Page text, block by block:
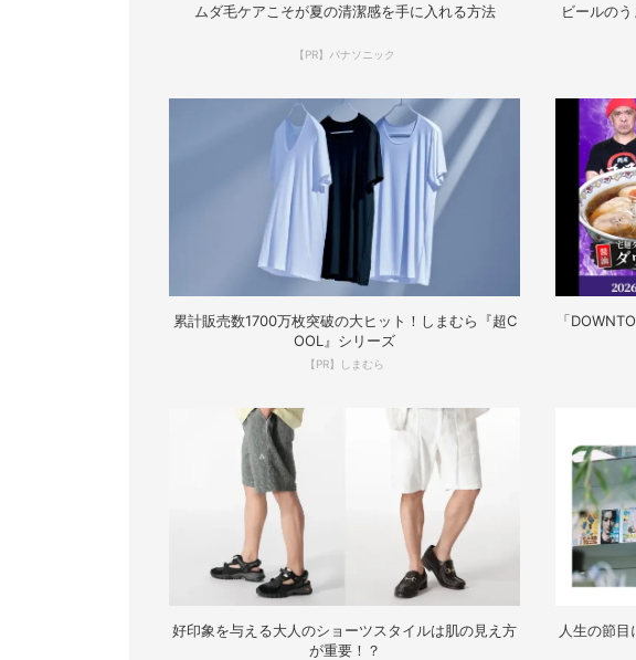
ムダ毛ケアこそが夏の清潔感を手に入れる方法
【PR】パナソニック
ビールの
累計販売数1700万枚突破の大ヒット！しまむら『超C
OOL』シリーズ
【PR】しまむら
「
好印象を与える大人のショーツスタイルは肌の見え方
が重要！？
人生の節